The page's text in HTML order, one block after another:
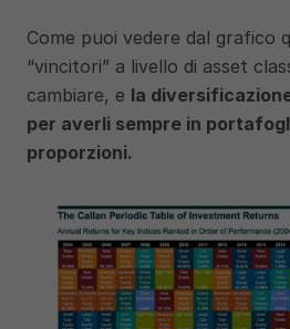
Come puoi vedere dal grafico
“vincitori” a livello di asset
cambiare, e la
per averli sempre in
proporzioni.